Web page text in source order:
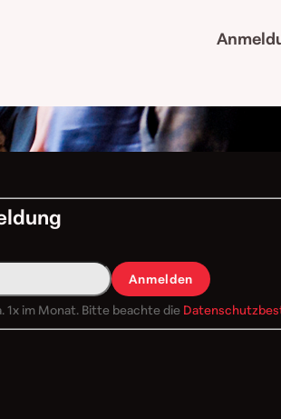
Anmelden
1x im Monat. Bitte beachte die